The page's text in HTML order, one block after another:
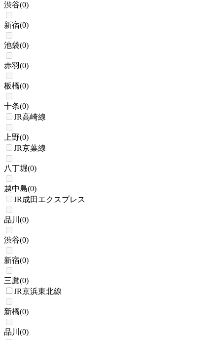
渋谷(0)
新宿(0)
池袋(0)
赤羽(0)
板橋(0)
十条(0)
JR高崎線
上野(0)
JR京葉線
八丁堀(0)
越中島(0)
JR成田エクスプレス
品川 (0)
渋谷(0)
新宿(0)
三鷹(0)
JR京浜東北線
新橋(0)
品川 (0)